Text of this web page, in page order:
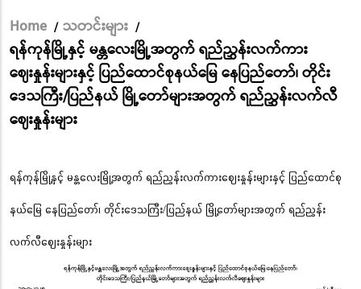
Breadcrumb
Home / သတင်းများ /
ရန်ကုန်မြို့နှင့် မန္တလေးမြို့အတွက် ရည်ညွှန်းလက်ကား
ဈေးနှုန်းများနှင့် ပြည်ထောင်စုနယ်မြေ နေပြည်တော်၊ တိုင်း
ဒေသကြီး/ပြည်နယ် မြို့တော်များအတွက် ရည်ညွှန်းလက်လီ
ဈေးနှုန်းများ
ရန်ကုန်မြို့နှင့် မန္တလေးမြို့အတွက် ရည်ညွှန်းလက်ကားဈေးနှုန်းများနှင့် ပြည်ထောင်စု
နယ်မြေ နေပြည်တော်၊ တိုင်းဒေသကြီး/ပြည်နယ် မြို့တော်များအတွက် ရည်ညွှန်း
လက်လီဈေးနှုန်းများ